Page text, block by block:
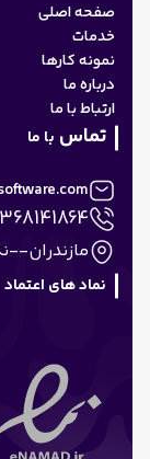
صفحه اصلی
خدمات
نمونه کارها
درباره ما
ارتباط با ما
تماس با ما
مازندران--
نماد های اعتماد